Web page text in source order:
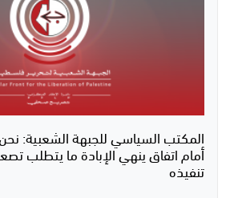
المكتب السياسي للجبهة الشعبية: نحن
أمام اتفاق ينهي الإبادة ما يتطلب
تنفيذه